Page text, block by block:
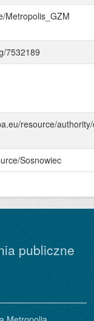
Metropolis_GZM
7532189
resource/
Sosnowiec
publiczne